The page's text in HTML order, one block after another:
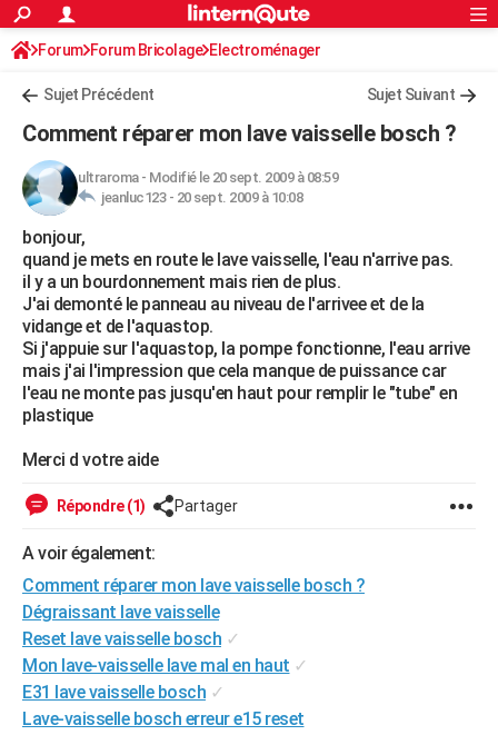
ACTUALITÉS
Politique
Société
Faits Divers
Education
Monde
Villes
+
FINANCE
Retraite
Impôts
Epargne
Immobilier
Risques naturels par ville
Banque
Assurance
Crédit
AUTO
Essais
Réserver un essai
Citadines
Berlines
SUV
Forum auto
+HIGH-TECH
Mobiles
Meilleur smartphone
Internet
Ordinateurs
Jeux vidéo
Guide high-tech
+BRICOLAGE
Forum
Aménagement intérieur
Extérieur
Cuisine
Salle de bains
Jardinage
Rangement
WEEK-END
Guides de France
Escapades
Patrimoine
Expositions
Musées
Week-end nature
+LIFESTYLE
Art de vivre
Bien-être
Loisirs
ModeModes de vie
Destinations
City break
Voyage nature
Voyage de noces
Forum
Climat
BONS PLANS
CARTE DE VOEUX
Carte de Noël
Carte Bonne année
Carte Saint-Valentin
Carte Pâques
Carte d'anniversaire
DICTIONNAIRE
S'inscrire
Connexion
Forum Forum Bricolage Electroménager
Sujet Précédent Sujet Suivant
Comment réparer mon lave vaisselle bosch ?
ultraroma- Modifié le 20 sept. 2009 à 08:59
jeanluc123 - 20 sept. 2009 à 10:08
bonjour,
quand je mets en route le lave vaisselle, l'eau n'arrive pas.
il y a un bourdonnement mais rien de plus.
J'ai demonté le panneau au niveau de l'arrivee et de la
vidange et de l'aquastop.
Si j'appuie sur l'aquastop, la pompe fonctionne, l'eau arrive
mais j'ai l'impression que cela manque de puissance car
l'eau ne monte pas jusqu'en haut pour remplir le "tube" en
plastique
Merci d votre aide
Répondre (1) Partager
A voir également:
Comment réparer mon lave vaisselle bosch ?
Dégraissant lave vaisselle
Reset lave vaisselle bosch ✓
Mon lave-vaisselle lave mal en haut ✓
E31 lave vaisselle bosch ✓
Lave-vaisselle bosch erreur e15 reset